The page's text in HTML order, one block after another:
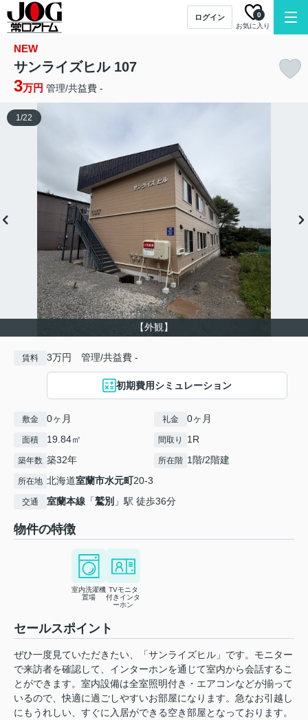
ログイン
お気に入り
0
NEW
サンライズヒル 107
3万円 管理/共益費 -
【外観】
1/22
賃料 3万円 管理/共益費 -
初期費用シミュレーション
敷金 0ヶ月 礼金 0ヶ月
面積 19.84㎡ 間取り 1R
築年数 築32年 所在階 1階/2階建
所在地 北海道室蘭市水元町20-3
交通 室蘭本線 「鷲別 」駅 徒歩36分
物件の特徴
室内洗濯機
置場
TVモニタ
付きインタ
ーホン
セールスポイント
ぜひ一度見ていただきたい、「サンライズヒル」です。モニター
で来訪者を確認して、インターホンを通じて室内から会話するこ
とができます。室内設備は全室照明付き・エアコンなどが揃って
いるので、快適に過ごしやすいお部屋になります。急なお引越し
にもうれしい、すぐに入居ができる空き部屋となっております。